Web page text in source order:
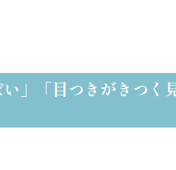
い」「目つきがきつく